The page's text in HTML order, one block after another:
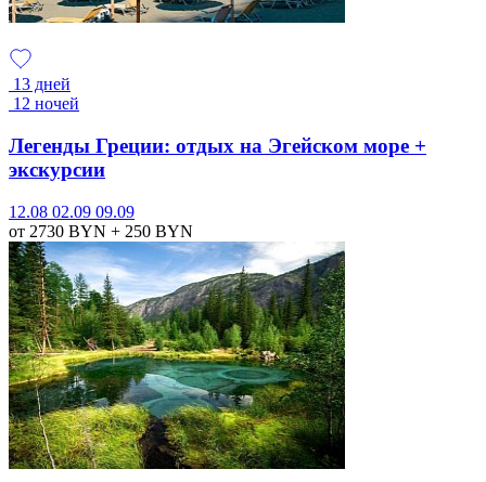
13 дней
12 ночей
Легенды Греции: отдых на Эгейском море +
экскурсии
12.08 02.09 09.09
от 2730 BYN + 250 BYN